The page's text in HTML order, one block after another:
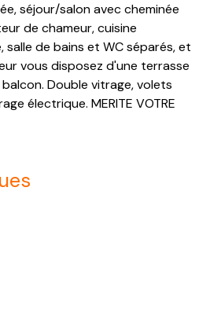
séjour/salon avec cheminée
de chameur, cuisine
salle de bains et WC séparés, et
vous disposez d'une terrasse
Double vitrage, volets
électrique. MERITE VOTRE